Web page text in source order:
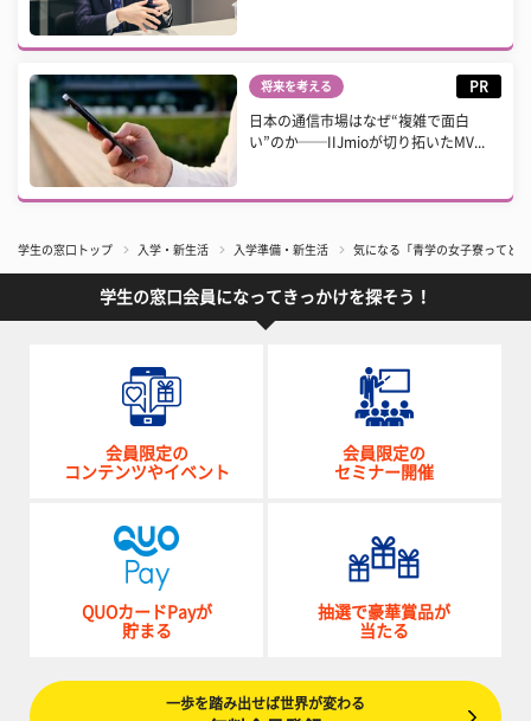
将来を考える PR
日本の通信市場はなぜ“複雑で面白
い”のか──IIJmioが切り拓いたMV...
学生の窓口トップ 入学・新生活 入学準備・新生活 気になる「青学の女子寮ってど
学生の窓口会員になってきっかけを探そう！
会員限定の
コンテンツやイベント
会員限定の
セミナー開催
QUOカードPayが
貯まる
抽選で豪華賞品が
当たる
一歩を踏み出せば世界が変わる